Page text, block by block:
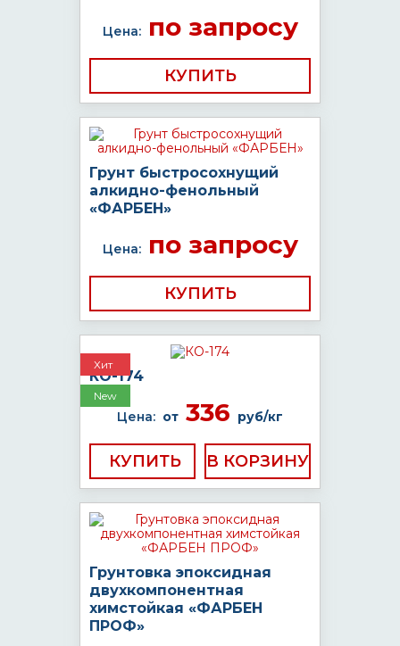
Цена:по запросу
КУПИТЬ
Грунт быстросохнущий
алкидно-фенольный
«ФАРБЕН»
Цена:по запросу
КУПИТЬ
Хит
New
КО-174
Цена: от 336 руб/кг
КУПИТЬ
Грунтовка эпоксидная
двухкомпонентная
химстойкая «ФАРБЕН
ПРОФ»